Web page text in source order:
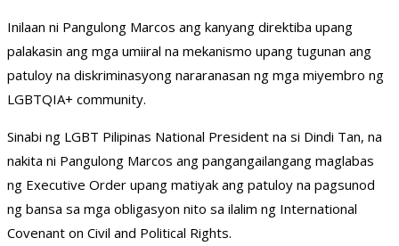
Inilaan ni Pangulong Marcos ang kanyang direktiba upang
palakasin ang mga umiiral na mekanismo upang tugunan ang
patuloy na diskriminasyong nararanasan ng mga miyembro ng
LGBTQIA+ community.
Sinabi ng LGBT Pilipinas National President na si Dindi Tan, na
nakita ni Pangulong Marcos ang pangangailangang maglabas
ng Executive Order upang matiyak ang patuloy na pagsunod
ng bansa sa mga obligasyon nito sa ilalim ng International
Covenant on Civil and Political Rights.